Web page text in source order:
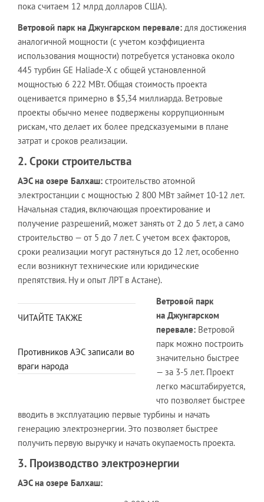
пока считаем 12 млрд долларов США).
Ветровой парк на Джунгарском перевале: для достижения
аналогичной мощности (с учетом коэффициента
использования мощности) потребуется установка около
445 турбин GE Haliade-X с общей установленной
мощностью 6 222 МВт. Общая стоимость проекта
оценивается примерно в $5,34 миллиарда. Ветровые
проекты обычно менее подвержены коррупционным
рискам, что делает их более предсказуемыми в плане
затрат и сроков реализации.
2. Сроки строительства
АЭС на озере Балхаш: строительство атомной
электростанции с мощностью 2 800 МВт займет 10-12 лет.
Начальная стадия, включающая проектирование и
получение разрешений, может занять от 2 до 5 лет, а само
строительство — от 5 до 7 лет. С учетом всех факторов,
сроки реализации могут растянуться до 12 лет, особенно
если возникнут технические или юридические
препятствия. Ну и опыт ЛРТ в Астане).
ЧИТАЙТЕ ТАКЖЕ
Противников АЭС записали во
враги народа
Ветровой парк
на Джунгарском
перевале: Ветровой
парк можно построить
значительно быстрее
— за 3-5 лет. Проект
легко масштабируется,
что позволяет быстрее
вводить в эксплуатацию первые турбины и начать
генерацию электроэнергии. Это позволяет быстрее
получить первую выручку и начать окупаемость проекта.
3. Производство электроэнергии
АЭС на озере Балхаш: